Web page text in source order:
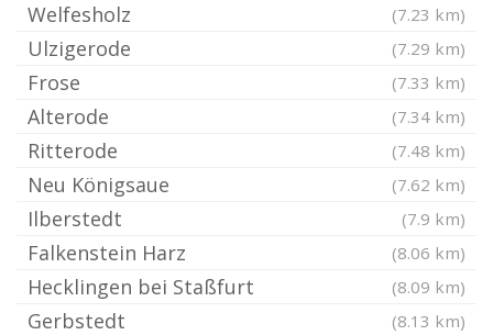
Welfesholz (7.23 km)
Ulzigerode (7.29 km)
Frose (7.33 km)
Alterode (7.34 km)
Ritterode (7.48 km)
Neu Königsaue (7.62 km)
Ilberstedt (7.9 km)
Falkenstein Harz (8.06 km)
Hecklingen bei Staßfurt (8.09 km)
Gerbstedt (8.13 km)